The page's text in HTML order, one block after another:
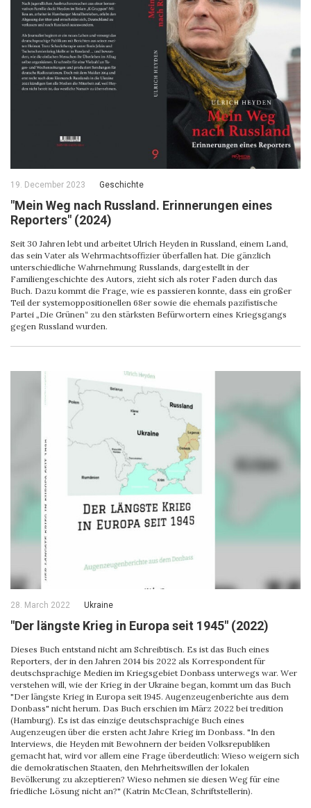
19. December 2023 Geschichte
"Mein Weg nach Russland. Erinnerungen eines
Reporters" (2024)
Seit 30 Jahren lebt und arbeitet Ulrich Heyden in Russland, einem Land,
das sein Vater als Wehrmachtsoffizier überfallen hat. Die gänzlich
unterschiedliche Wahrnehmung Russlands, dargestellt in der
Familiengeschichte des Autors, zieht sich als roter Faden durch das
Buch. Dazu kommt die Frage, wie es passieren konnte, dass ein großer
Teil der systemoppositionellen 68er sowie die ehemals pazifistische
Partei „Die Grünen“ zu den stärksten Befürwortern eines Kriegsgangs
gegen Russland wurden.
28. March 2022 Ukraine
"Der längste Krieg in Europa seit 1945" (2022)
Dieses Buch entstand nicht am Schreibtisch. Es ist das Buch eines
Reporters, der in den Jahren 2014 bis 2022 als Korrespondent für
deutschsprachige Medien im Kriegsgebiet Donbass unterwegs war. Wer
verstehen will, wie der Krieg in der Ukraine began, kommt um das Buch
"Der längste Krieg in Europa seit 1945. Augenzeugenberichte aus dem
Donbass" nicht herum. Das Buch erschien im März 2022 bei tredition
(Hamburg). Es ist das einzige deutschsprachige Buch eines
Augenzeugen über die ersten acht Jahre Krieg im Donbass. "In den
Interviews, die Heyden mit Bewohnern der beiden Volksrepubliken
gemacht hat, wird vor allem eine Frage überdeutlich: Wieso weigern sich
die demokratischen Staaten, den Mehrheitswillen der lokalen
Bevölkerung zu akzeptieren? Wieso nehmen sie diesen Weg für eine
friedliche Lösung nicht an?" (Katrin McClean, Schriftstellerin).